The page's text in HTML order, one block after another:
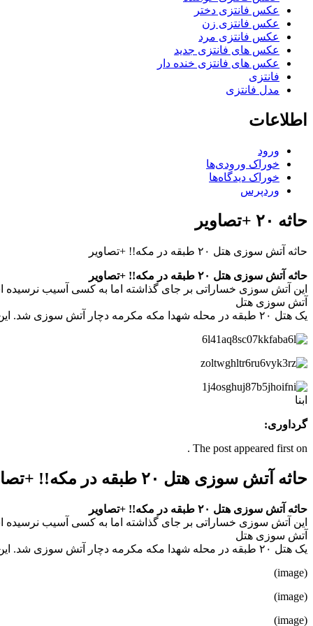
عکس فانتزی دختر
عکس فانتزی زن
عکس فانتزی مرد
عکس های فانتزی جدید
عکس های فانتزی خنده دار
فانتزی
مدل فانتزی
اطلاعات
ورود
خوراک ورودی‌ها
خوراک دیدگاه‌ها
وردپرس
حاثه ۲۰ +تصاویر
حاثه آتش سوزی هتل ۲۰ طبقه در مکه!! +تصاویر
حاثه آتش سوزی هتل ۲۰ طبقه در مکه!! +تصاویر
این آتش سوزی خساراتی بر جای گذاشته اما به کسی آسیب
آتش سوزی هتل
یک هتل ۲۰ طبقه در محله شهدا مکه مکرمه دچار آتش سوزی شد. این آتش سوزی خساراتی بر جای گذاشته اما به کسی آسیب نرسیده است.
ابنا
گرداوری:
The post appeared first on .
حاثه آتش سوزی هتل ۲۰ طبقه در مکه!! +تصاویر
حاثه آتش سوزی هتل ۲۰ طبقه در مکه!! +تصاویر
این آتش سوزی خساراتی بر جای گذاشته اما به کسی آسیب
آتش سوزی هتل
یک هتل ۲۰ طبقه در محله شهدا مکه مکرمه دچار آتش سوزی شد. این آتش سوزی خساراتی بر جای گذاشته اما به کسی آسیب نرسیده است.
(image)
(image)
(image)